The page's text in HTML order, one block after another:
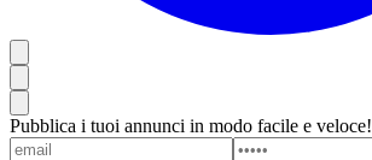
Pubblica i tuoi annunci in modo facile e veloce!